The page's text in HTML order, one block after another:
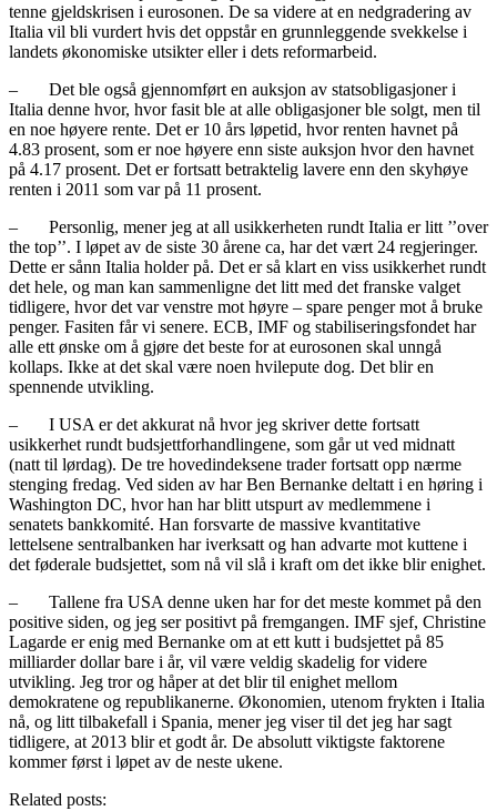
tenne gjeldskrisen i eurosonen. De sa videre at en nedgradering av
Italia vil bli vurdert hvis det oppstår en grunnleggende svekkelse i
landets økonomiske utsikter eller i dets reformarbeid.
– Det ble også gjennomført en auksjon av statsobligasjoner i
Italia denne hvor, hvor fasit ble at alle obligasjoner ble solgt, men til
en noe høyere rente. Det er 10 års løpetid, hvor renten havnet på
4.83 prosent, som er noe høyere enn siste auksjon hvor den havnet
på 4.17 prosent. Det er fortsatt betraktelig lavere enn den skyhøye
renten i 2011 som var på 11 prosent.
– Personlig, mener jeg at all usikkerheten rundt Italia er litt ’’over
the top’’. I løpet av de siste 30 årene ca, har det vært 24 regjeringer.
Dette er sånn Italia holder på. Det er så klart en viss usikkerhet rundt
det hele, og man kan sammenligne det litt med det franske valget
tidligere, hvor det var venstre mot høyre – spare penger mot å bruke
penger. Fasiten får vi senere. ECB, IMF og stabiliseringsfondet har
alle ett ønske om å gjøre det beste for at eurosonen skal unngå
kollaps. Ikke at det skal være noen hvilepute dog. Det blir en
spennende utvikling.
– I USA er det akkurat nå hvor jeg skriver dette fortsatt
usikkerhet rundt budsjettforhandlingene, som går ut ved midnatt
(natt til lørdag). De tre hovedindeksene trader fortsatt opp nærme
stenging fredag. Ved siden av har Ben Bernanke deltatt i en høring i
Washington DC, hvor han har blitt utspurt av medlemmene i
senatets bankkomité. Han forsvarte de massive kvantitative
lettelsene sentralbanken har iverksatt og han advarte mot kuttene i
det føderale budsjettet, som nå vil slå i kraft om det ikke blir enighet.
– Tallene fra USA denne uken har for det meste kommet på den
positive siden, og jeg ser positivt på fremgangen. IMF sjef, Christine
Lagarde er enig med Bernanke om at ett kutt i budsjettet på 85
milliarder dollar bare i år, vil være veldig skadelig for videre
utvikling. Jeg tror og håper at det blir til enighet mellom
demokratene og republikanerne. Økonomien, utenom frykten i Italia
nå, og litt tilbakefall i Spania, mener jeg viser til det jeg har sagt
tidligere, at 2013 blir et godt år. De absolutt viktigste faktorene
kommer først i løpet av de neste ukene.
Related posts: